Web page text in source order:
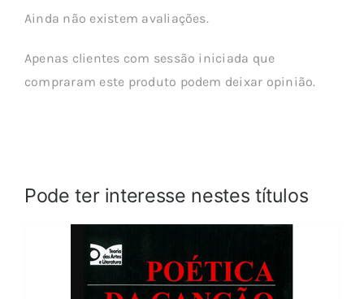
Ainda não existem avaliações.
Apenas clientes com sessão iniciada que
compraram este produto podem deixar opinião.
Pode ter interesse nestes títulos